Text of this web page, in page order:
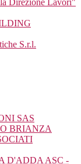
Direzione Lavori"
S.r.l.
SAS
BRIANZA
D'ADDA ASC -